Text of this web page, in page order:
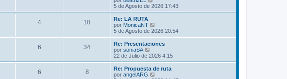
a
j
e
m
e
s
a
j
e
t
m
e
j
e
e
r
l
t
o
m
e
s
a
5 de Agosto de 2026 17:43
4 10
Re: LA RUTA
por MonicaNT
e
r
ú
t
m
o
5 de Agosto de 2026 20:54
6 34
Re: Presentaciones
por soniaSA
e
r
ú
l
22 de Julio de 2026 4:15
6 8
Re: Propuesta de ruta
por angelARG